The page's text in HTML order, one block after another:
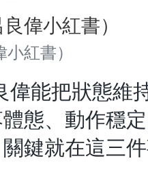
紅書）
偉能把狀態維
態、動作穩
鍵就在這三